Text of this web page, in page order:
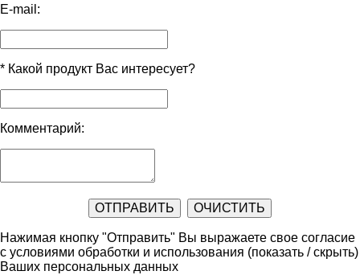
E-mail:
* Какой продукт Вас интересует?
Комментарий:
Нажимая кнопку "Отправить" Вы выражаете свое согласие
с условиями обработки и использования (показать / скрыть)
Ваших персональных данных